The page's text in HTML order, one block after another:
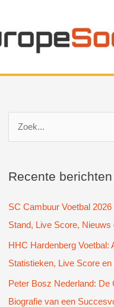
k
a
a
r
:
Recente berichten
SC Cambuur Voetbal
Stand, Live Score, Nieuws
HHC Hardenberg Voetbal:
Statistieken, Live Score
Peter Bosz Nederland: De
Biografie van een